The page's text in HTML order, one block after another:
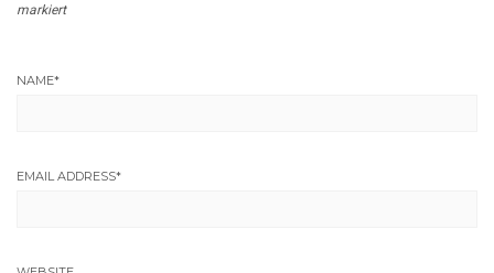
markiert
NAME*
EMAIL ADDRESS*